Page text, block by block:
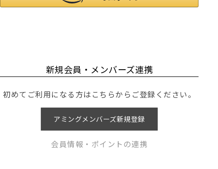
新規会員・メンバーズ連携
初めてご利用になる方はこちらからご登録ください。
アミングメンバーズ新規登録
会員情報・ポイントの連携